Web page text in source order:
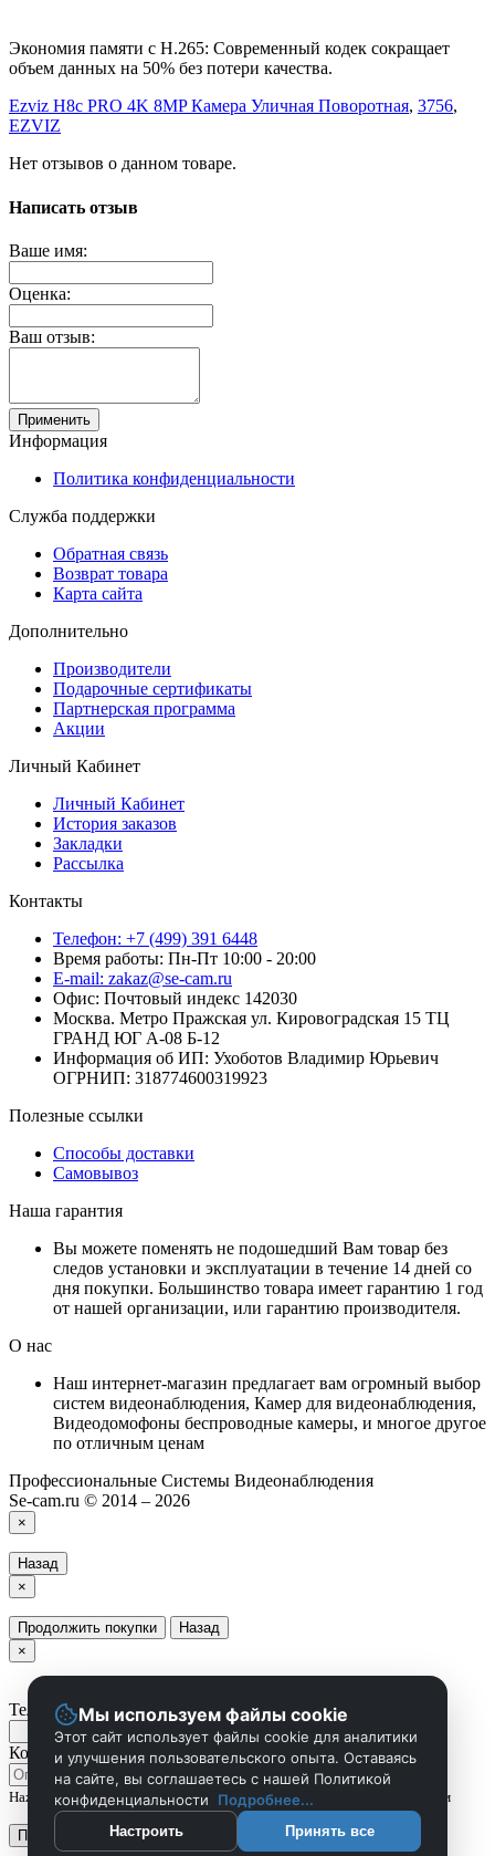
Экономия памяти с H.265: Современный кодек сокращает
объем данных на 50% без потери качества.
Ezviz H8c PRO 4K 8MP Камера Уличная Поворотная, 3756,
EZVIZ
Нет отзывов о данном товаре.
Написать отзыв
Ваше имя:
Оценка:
Ваш отзыв:
Применить
Информация
Политика конфиденциальности
Служба поддержки
Обратная связь
Возврат товара
Карта сайта
Дополнительно
Производители
Подарочные сертификаты
Партнерская программа
Акции
Личный Кабинет
Личный Кабинет
История заказов
Закладки
Рассылка
Контакты
Телефон: +7 (499) 391 6448
Время работы: Пн-Пт 10:00 - 20:00
E-mail: zakaz@se-cam.ru
Офис: Почтовый индекс 142030
Москва. Метро Пражская ул. Кировоградская 15 ТЦ
ГРАНД ЮГ А-08 Б-12
Информация об ИП: Ухоботов Владимир Юрьевич
ОГРНИП: 318774600319923
Полезные ссылки
Способы доставки
Самовывоз
Наша гарантия
Вы можете поменять не подошедший Вам товар без
следов установки и эксплуатации в течение 14 дней со
дня покупки. Большинство товара имеет гарантию 1 год
от нашей организации, или гарантию производителя.
О нас
Наш интернет-магазин предлагает вам огромный выбор
систем видеонаблюдения, Камер для видеонаблюдения,
Видеодомофоны беспроводные камеры, и многое другое
по отличным ценам
Профессиональные Системы Видеонаблюдения
Se-cam.ru © 2014 – 2026
×
Назад
×
Продолжить покупки
Назад
×
Телефон
Комментарий
Нажмите Отправить чтобы сделать запрос, и мы вам скоро перезвоним
Применить
Мы используем файлы cookie
Этот сайт использует файлы cookie для аналитики
и улучшения пользовательского опыта. Оставаясь
на сайте, вы соглашаетесь с нашей Политикой
конфиденциальности
Подробнее...
Настроить Принять все